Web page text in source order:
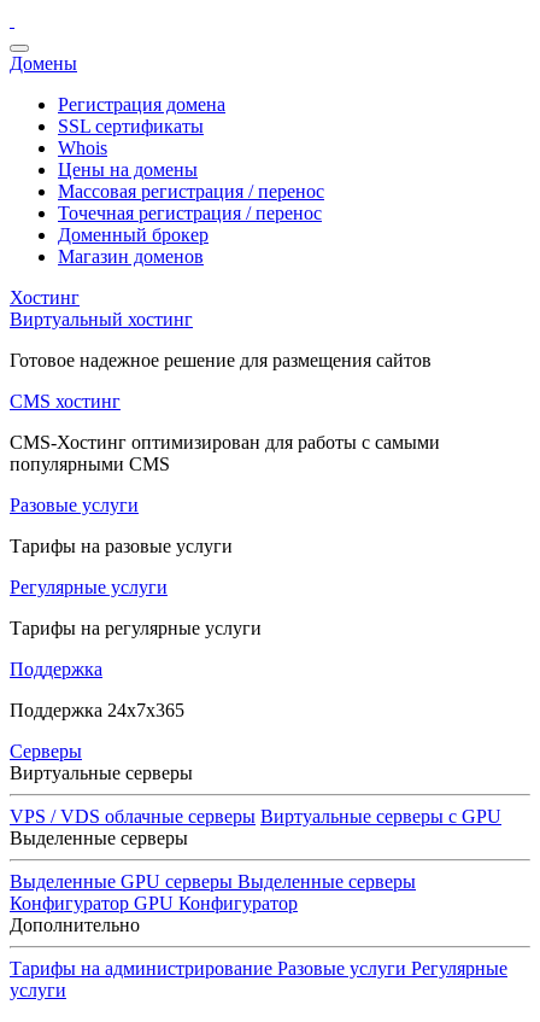
Домены
Регистрация домена
SSL сертификаты
Whois
Цены на домены
Массовая регистрация / перенос
Точечная регистрация / перенос
Доменный брокер
Магазин доменов
Хостинг
Виртуальный хостинг
Готовое надежное решение для размещения сайтов
CMS хостинг
CMS-Хостинг оптимизирован для работы с самыми
популярными CMS
Разовые услуги
Тарифы на разовые услуги
Регулярные услуги
Тарифы на регулярные услуги
Поддержка
Поддержка 24x7x365
Серверы
Виртуальные серверы
VPS / VDS облачные серверы Виртуальные серверы с GPU
Выделенные серверы
Выделенные GPU серверы Выделенные серверы
Конфигуратор GPU Конфигуратор
Дополнительно
Тарифы на администрирование Разовые услуги Регулярные
услуги